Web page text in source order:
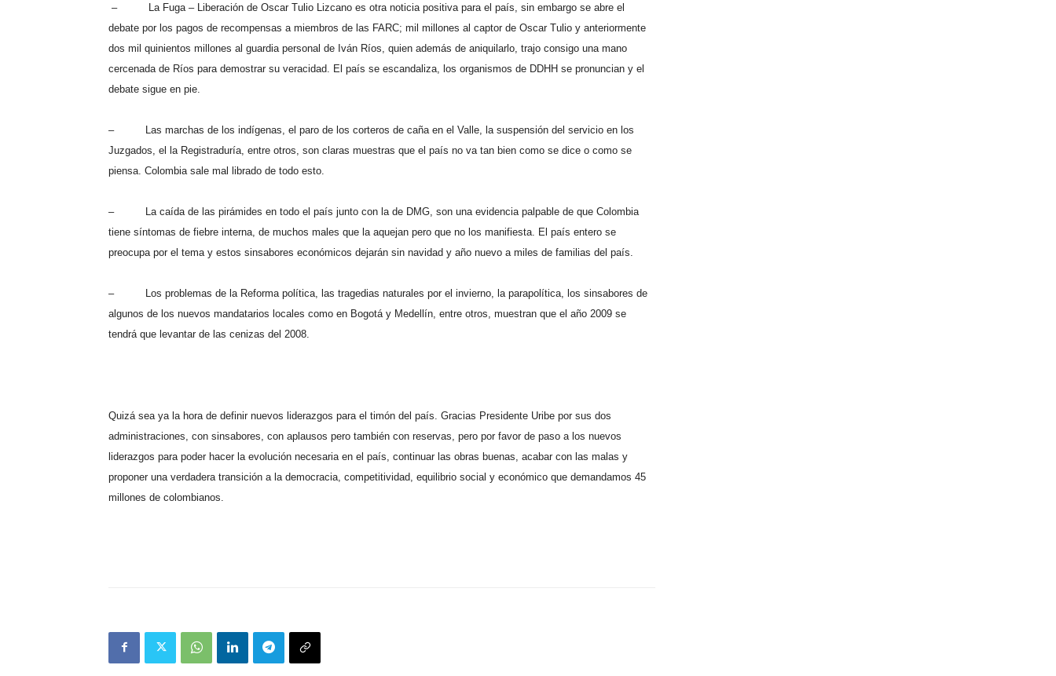
–
La Fuga – Liberación de Oscar Tulio Lizcano es otra noticia positiva para el país, sin embargo se abre el
debate por los pagos de recompensas a miembros de las FARC; mil millones al captor de Oscar Tulio y anteriormente
dos mil quinientos millones al guardia personal de Iván Ríos, quien además de aniquilarlo, trajo consigo una mano
cercenada de Ríos para demostrar su veracidad. El país se escandaliza, los organismos de DDHH se pronuncian y el
debate sigue en pie.
–
Las marchas de los indígenas, el paro de los corteros de caña en el Valle, la suspensión del servicio en los
Juzgados, el la Registraduría, entre otros, son claras muestras que el país no va tan bien como se dice o como se
piensa. Colombia sale mal librado de todo esto.
–
La caída de las pirámides en todo el país junto con la de DMG, son una evidencia palpable de que Colombia
tiene síntomas de fiebre interna, de muchos males que la aquejan pero que no los manifiesta. El país entero se
preocupa por el tema y estos sinsabores económicos dejarán sin navidad y año nuevo a miles de familias del país.
–
Los problemas de la Reforma política, las tragedias naturales por el invierno, la parapolítica, los sinsabores de
algunos de los nuevos mandatarios locales como en Bogotá y Medellín, entre otros, muestran que el año 2009 se
tendrá que levantar de las cenizas del 2008.
Quizá sea ya la hora de definir nuevos liderazgos para el timón del país. Gracias Presidente Uribe por sus dos
administraciones, con sinsabores, con aplausos pero también con reservas, pero por favor de paso a los nuevos
liderazgos para poder hacer la evolución necesaria en el país, continuar las obras buenas, acabar con las malas y
proponer una verdadera transición a la democracia, competitividad, equilibrio social y económico que demandamos 45
millones de colombianos.